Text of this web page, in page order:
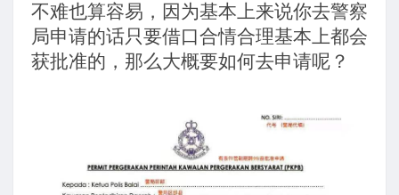
不难也算容易，因为基本上来说你去警察
局申请的话只要借口合情合理基本上都会
获批准的，那么大概要如何去申请呢？